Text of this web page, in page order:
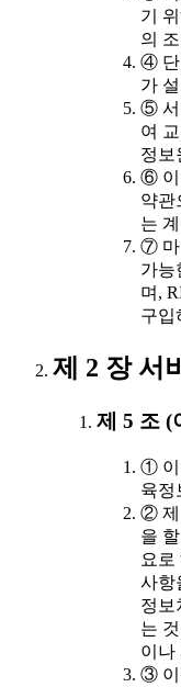
기
의
④ 단
가
⑤ 서
여
정보
⑥ 이
약관
는
⑦ 마
가능
며,
구입
제 2 장 서
제 5 조 (
① 이
육정
② 제
을
요로
사항
정보
는
이나
③ 이